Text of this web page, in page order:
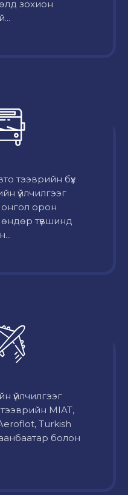
зохион
тээврийн бүх
үйлчилгээг
орон
түвшинд
үйлчилгээг
MIAT,
Turkish
болон